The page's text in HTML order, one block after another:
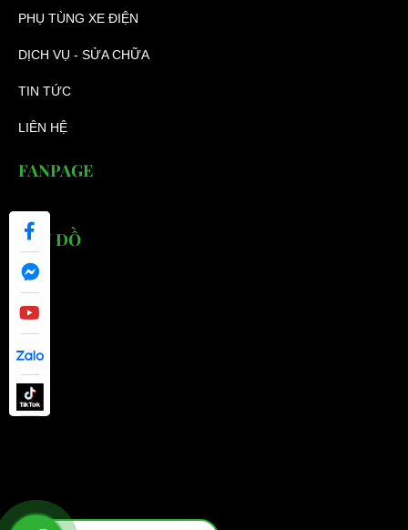
PHỤ TÙNG XE ĐIỆN
DỊCH VỤ - SỬA CHỮA
TIN TỨC
LIÊN HỆ
FANPAGE
BẢN ĐỒ